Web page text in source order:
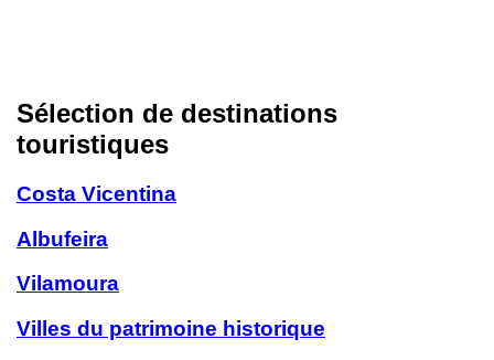
Sélection de destinations
touristiques
Costa Vicentina
Albufeira
Vilamoura
Villes du patrimoine historique